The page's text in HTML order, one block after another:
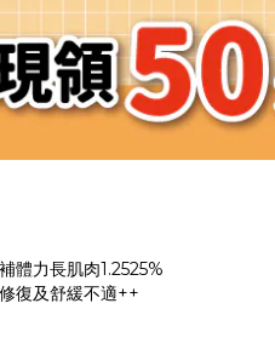
體力長肌肉1.2525%
復及舒緩不適++